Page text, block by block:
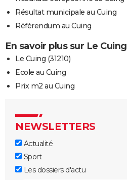
Résultat municipale au Cuing
Référendum au Cuing
En savoir plus sur Le Cuing
Le Cuing (31210)
Ecole au Cuing
Prix m2 au Cuing
NEWSLETTERS
Actualité
Sport
Les dossiers d'actu